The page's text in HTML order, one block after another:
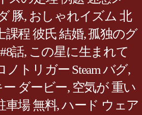
豚, おしゃれイズム 北
課程 彼氏 結婚,孤独のグ
話, この星に生まれて
ノトリガー Steam バグ,
ー ダービー, 空気が 重い
車場 無料,ハード ウェア